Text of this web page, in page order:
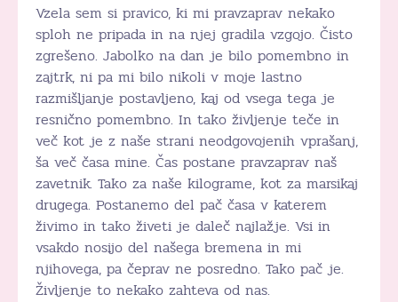
Vzela sem si pravico, ki mi pravzaprav nekako
sploh ne pripada in na njej gradila vzgojo. Čisto
zgrešeno. Jabolko na dan je bilo pomembno in
zajtrk, ni pa mi bilo nikoli v moje lastno
razmišljanje postavljeno, kaj od vsega tega je
resnično pomembno. In tako življenje teče in
več kot je z naše strani neodgovojenih vprašanj,
ša več časa mine. Čas postane pravzaprav naš
zavetnik. Tako za naše kilograme, kot za marsikaj
drugega. Postanemo del pač časa v katerem
živimo in tako živeti je daleč najlažje. Vsi in
vsakdo nosijo del našega bremena in mi
njihovega, pa čeprav ne posredno. Tako pač je.
Življenje to nekako zahteva od nas.